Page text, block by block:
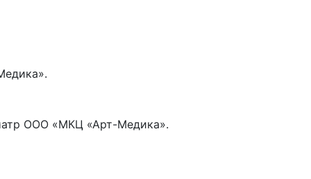
ООО «МКЦ «Арт-Медика».